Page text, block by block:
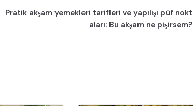
Pratik akşam yemekleri tarifleri ve yapılışı püf nokt
aları: Bu akşam ne pişirsem?